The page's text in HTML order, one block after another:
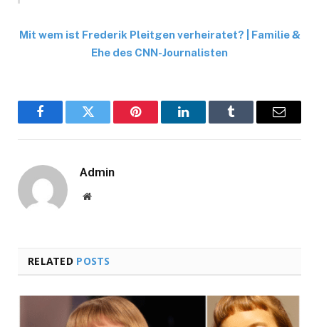
Mit wem ist Frederik Pleitgen verheiratet? | Familie &
Ehe des CNN-Journalisten
FacebookTwitter Pinterest LinkedInTumblr Email
Admin
Website
RELATED POSTS